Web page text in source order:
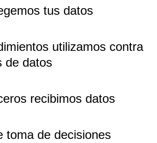
tus datos
utilizamos contra
de datos
recibimos datos
toma de decisiones